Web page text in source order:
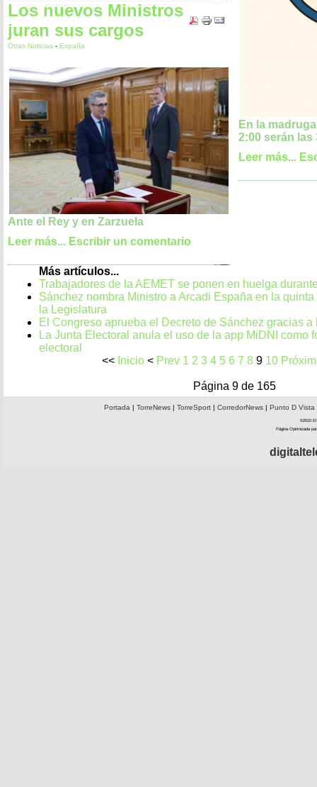
Los nuevos Ministros
juran sus cargos
Otras Noticias - España
Ante el Rey y en Zarzuela
Leer más... Escribir un comentario
En la
2:00 serán las
Leer más...
Más artículos...
Trabajadores de la AEMET se ponen en huelga
Sánchez nombra Ministro a Arcadi España en la
la Legislatura
El Congreso aprueba el Decreto de Sánchez gracias
La Junta Electoral anula el uso de la app MiDNI como
electoral
<< Inicio < Prev 1 2 3 4 5 6 7 8 9 10
Página 9 de 165
Portada | TorreNews| TorreSport| CorredorNews| Punto D Vista
©2010 El
Página Optimizada